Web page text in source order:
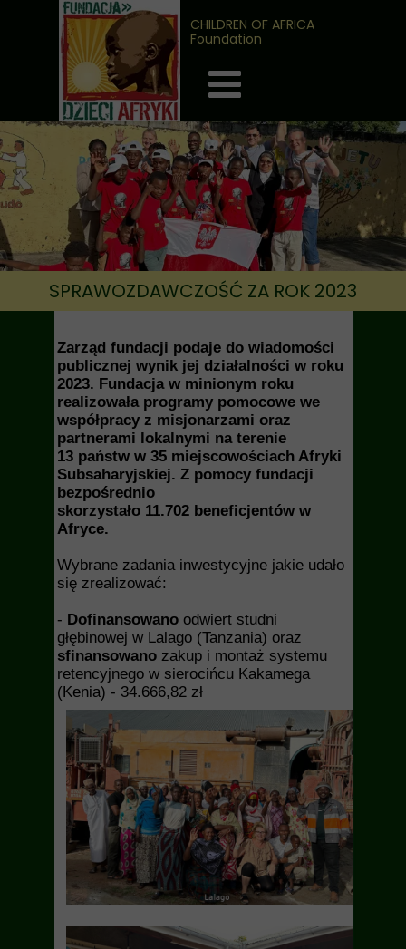
SPRAWOZDAWCZOŚĆ ZA ROK 2023
Zarząd fundacji podaje do wiadomości
publicznej wynik jej działalności w roku
2023. Fundacja w minionym roku
realizowała programy pomocowe we
współpracy z misjonarzami oraz
partnerami lokalnymi na terenie
13 państw w 35 miejscowościach Afryki
Subsaharyjskiej. Z pomocy fundacji
bezpośrednio
skorzystało 11.702 beneficjentów w
Afryce.
Wybrane zadania inwestycyjne jakie udało
się zrealizować:
- Dofinansowano odwiert studni
głębinowej w Lalago (Tanzania) oraz
sfinansowano zakup i montaż systemu
retencyjnego w sierocińcu Kakamega
(Kenia) - 34.666,82 zł
CHILDREN OF AFRICA
Foundation